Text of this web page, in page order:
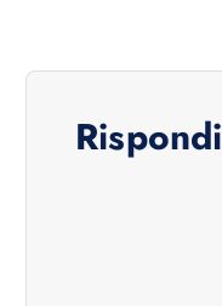
Rispondi